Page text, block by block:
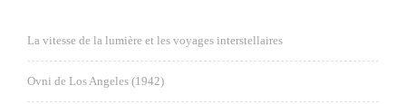
La vitesse de la lumière et les voyages interstellaires
Ovni de Los Angeles (1942)